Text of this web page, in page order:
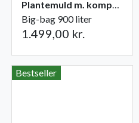
Plantemuld m. kompost fra Champost
Big-bag 900 liter
1.499,00 kr.
Bestseller